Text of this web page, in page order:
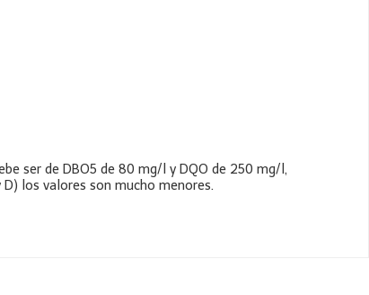
ser de DBO5 de 80 mg/l y DQO de 250 mg/l,
los valores son mucho menores.